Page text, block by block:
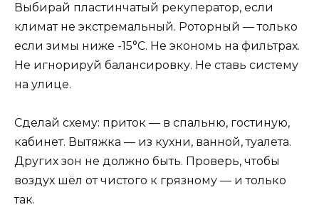
Выбирай пластинчатый рекуператор, если
климат не экстремальный. Роторный — только
если зимы ниже -15°C. Не экономь на фильтрах.
Не игнорируй балансировку. Не ставь систему
на улице.
Сделай схему: приток — в спальню, гостиную,
кабинет. Вытяжка — из кухни, ванной, туалета.
Других зон не должно быть. Проверь, чтобы
воздух шёл от чистого к грязному — и только
так.